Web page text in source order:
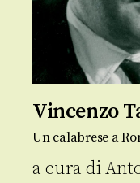
Vincenzo
Un calabrese a
a cura di